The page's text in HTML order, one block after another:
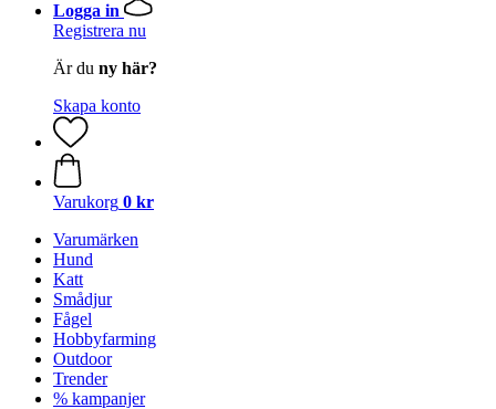
Logga in
Registrera nu
Är du ny här?
Skapa konto
Varukorg 0 kr
Varumärken
Hund
Katt
Smådjur
Fågel
Hobbyfarming
Outdoor
Trender
% kampanjer